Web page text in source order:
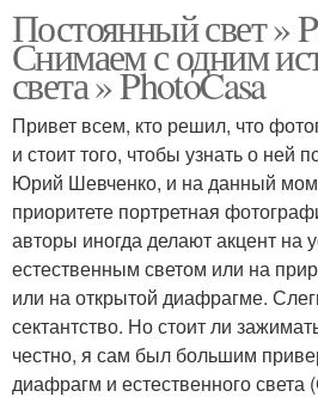
Световые схемы
Постоянный свет »
Снимаем с одним
света » PhotoCasa
Привет всем, кто решил, что
и стоит того, чтобы узнать о ней
Юрий Шевченко, и на данный
приоритете портретная
авторы иногда делают акцент на
естественным светом или на
или на открытой диафрагме.
сектантство. Но стоит ли
честно, я сам был большим
диафрагм и естественного света